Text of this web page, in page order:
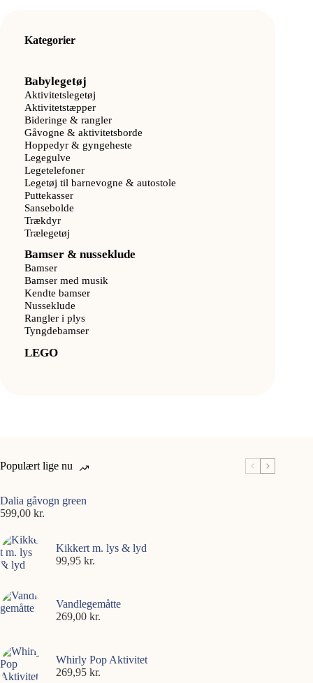
Kategorier
Babylegetøj
Aktivitetslegetøj
Aktivitetstæpper
Bideringe & rangler
Gåvogne & aktivitetsborde
Hoppedyr & gyngeheste
Legegulve
Legetelefoner
Legetøj til barnevogne & autostole
Puttekasser
Sansebolde
Trækdyr
Trælegetøj
Bamser & nusseklude
Bamser
Bamser med musik
Kendte bamser
Nusseklude
Rangler i plys
Tyngdebamser
LEGO
Populært lige nu
Dalia gåvogn green
599,00 kr.
Kikkert m. lys & lyd
99,95 kr.
Vandlegemåtte
269,00 kr.
Whirly Pop Aktivitet
269,95 kr.